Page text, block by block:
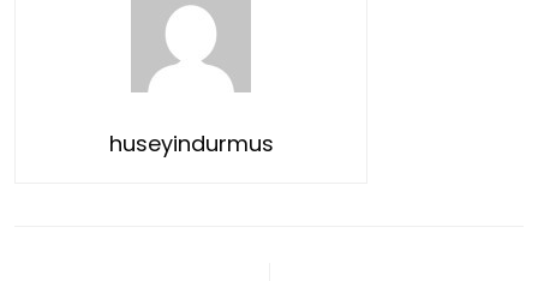
huseyindurmus